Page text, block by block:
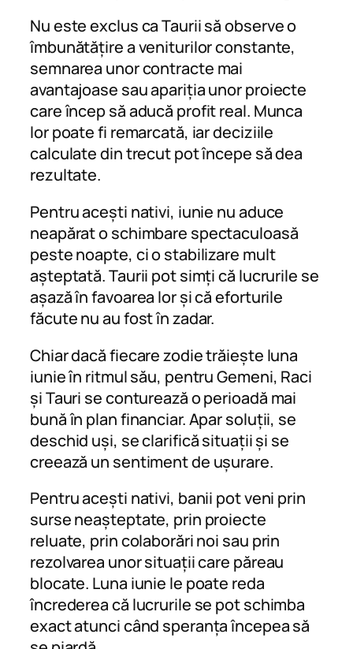
Nu este exclus ca Taurii să observe o
îmbunătățire a veniturilor constante,
semnarea unor contracte mai
avantajoase sau apariția unor proiecte
care încep să aducă profit real. Munca
lor poate fi remarcată, iar deciziile
calculate din trecut pot începe să dea
rezultate.
Pentru acești nativi, iunie nu aduce
neapărat o schimbare spectaculoasă
peste noapte, ci o stabilizare mult
așteptată. Taurii pot simți că lucrurile se
așază în favoarea lor și că eforturile
făcute nu au fost în zadar.
Chiar dacă fiecare zodie trăiește luna
iunie în ritmul său, pentru Gemeni, Raci
și Tauri se conturează o perioadă mai
bună în plan financiar. Apar soluții, se
deschid uși, se clarifică situații și se
creează un sentiment de ușurare.
Pentru acești nativi, banii pot veni prin
surse neașteptate, prin proiecte
reluate, prin colaborări noi sau prin
rezolvarea unor situații care păreau
blocate. Luna iunie le poate reda
încrederea că lucrurile se pot schimba
exact atunci când speranța începea să